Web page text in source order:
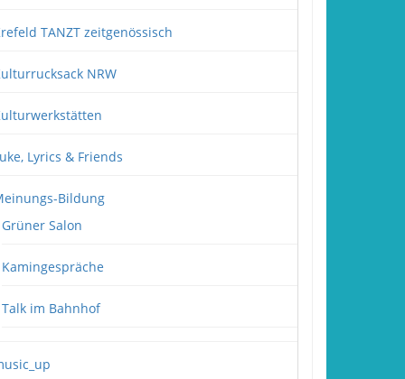
TANZT zeitgenössisch
NRW
Lyrics & Friends
Bildung
Grüner Salon
Kamingespräche
Talk im Bahnhof